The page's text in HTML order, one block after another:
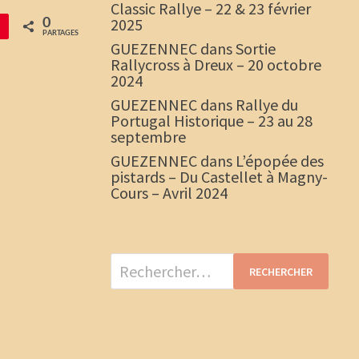
0
PARTAGES
Classic Rallye – 22 & 23 février
2025
GUEZENNEC dansSortie
Rallycross à Dreux – 20 octobre
2024
GUEZENNEC dans Rallye du
Portugal Historique – 23 au 28
septembre
GUEZENNEC dans L’épopée des
pistards – Du Castellet à Magny-
Cours – Avril 2024
Rechercher :